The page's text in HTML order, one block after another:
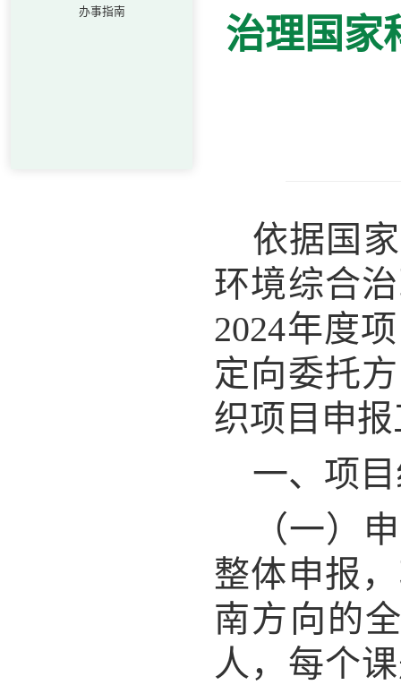
办事指南
治理国家
依据国
环境综合
2024年度
定向委托
织项目申
一、项
（一）
整体申报
南方向的
人，每个